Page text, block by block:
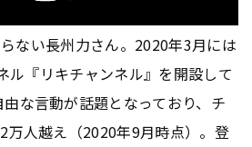
ない長州力さん。2020年3月には
ル『リキチャンネル』を開設して
な言動が話題となっており、チ
万人越え（2020年9月時点）。登